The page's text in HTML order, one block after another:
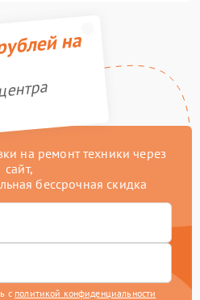
на
на ремонт техники через
сайт,
бессрочная скидка
с политикой конфиденциальности